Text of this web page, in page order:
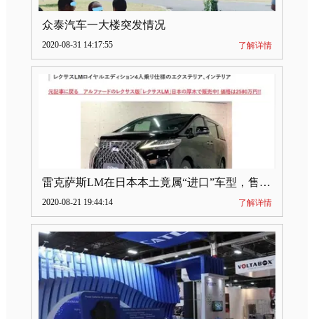
众泰汽车一大楼突发情况
2020-08-31 14:17:55 了解详情
雷克萨斯LM在日本本土竟属“进口”车型，售价2580万日元
2020-08-21 19:44:14 了解详情